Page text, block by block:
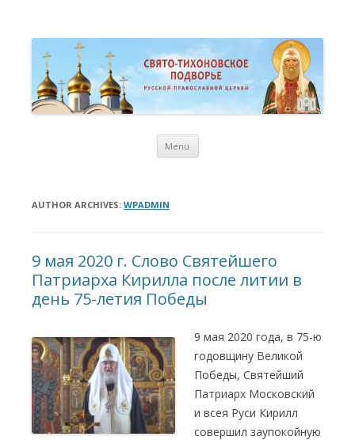
Representation Church in
Toronto
Торонто
Menu Skip
content
AUTHOR ARCHIVES: WPADMIN
9 мая 2020 г. Слово Святейшего
Патриарха Кирилла после литии в
день 75-летия Победы
9 мая 2020 года, в 75-ю
годовщину Великой
Победы, Святейший
Патриарх Московский
и всея Руси Кирилл
совершил заупокойную